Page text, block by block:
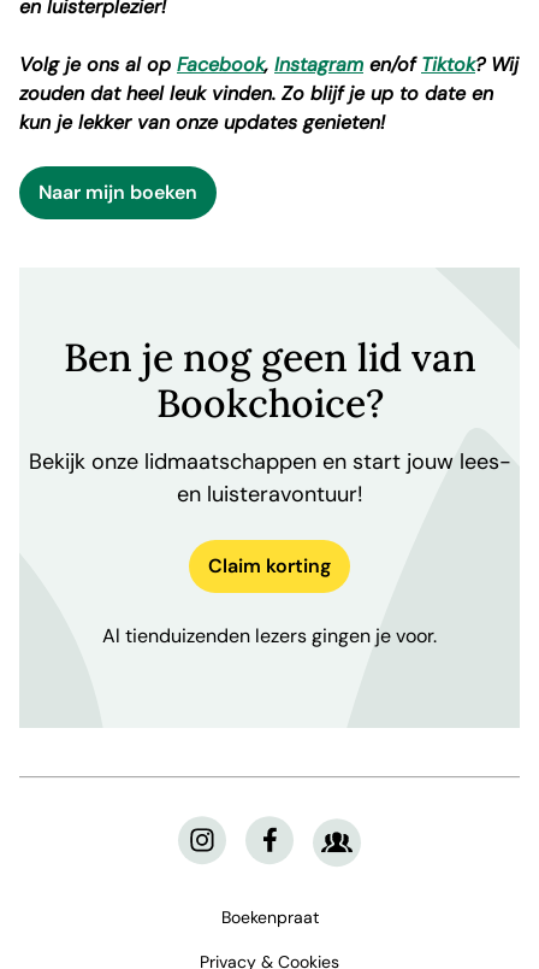
en luisterplezier!
Volg je ons al op Facebook, Instagram en/ofTiktok? Wij
zouden dat heel leuk vinden. Zo blijf je up to date en
kun je lekker van onze updates genieten!
Naar mijn boeken
Ben je nog geen lid van
Bookchoice?
Bekijk onze lidmaatschappen en start jouw lees-
en luisteravontuur!
Claim korting
Al tienduizenden lezers gingen je voor.
Boekenpraat
Privacy & Cookies